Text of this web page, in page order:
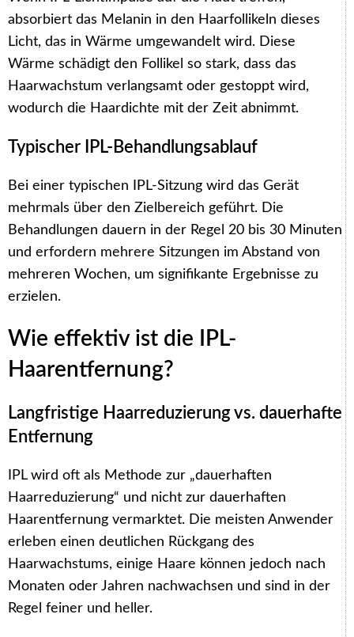
absorbiert das Melanin in den Haarfollikeln dieses
Licht, das in Wärme umgewandelt wird. Diese
Wärme schädigt den Follikel so stark, dass das
Haarwachstum verlangsamt oder gestoppt wird,
wodurch die Haardichte mit der Zeit abnimmt.
Typischer IPL-Behandlungsablauf
Bei einer typischen IPL-Sitzung wird das Gerät
mehrmals über den Zielbereich geführt. Die
Behandlungen dauern in der Regel 20 bis 30 Minuten
und erfordern mehrere Sitzungen im Abstand von
mehreren Wochen, um signifikante Ergebnisse zu
erzielen.
Wie effektiv ist die IPL-
Haarentfernung?
Langfristige Haarreduzierung vs. dauerhafte
Entfernung
IPL wird oft als Methode zur „dauerhaften
Haarreduzierung“ und nicht zur dauerhaften
Haarentfernung vermarktet. Die meisten Anwender
erleben einen deutlichen Rückgang des
Haarwachstums, einige Haare können jedoch nach
Monaten oder Jahren nachwachsen und sind in der
Regel feiner und heller.